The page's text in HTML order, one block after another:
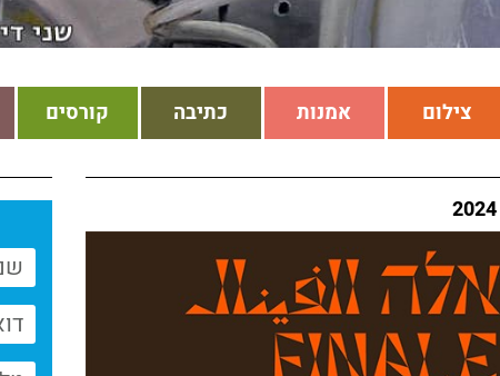
צילום אמנות כתיבה קורסים